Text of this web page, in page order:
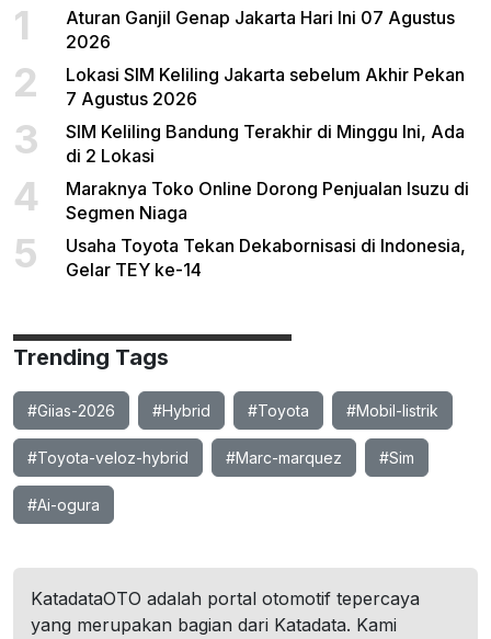
1
Aturan Ganjil Genap Jakarta Hari Ini 07 Agustus
2026
2
Lokasi SIM Keliling Jakarta sebelum Akhir Pekan
7 Agustus 2026
3
SIM Keliling Bandung Terakhir di Minggu Ini, Ada
di 2 Lokasi
4
Maraknya Toko Online Dorong Penjualan Isuzu di
Segmen Niaga
5
Usaha Toyota Tekan Dekabornisasi di Indonesia,
Gelar TEY ke-14
Trending Tags
#Giias-2026 #Hybrid #Toyota #Mobil-listrik
#Toyota-veloz-hybrid #Marc-marquez #Sim
#Ai-ogura
KatadataOTO adalah portal otomotif tepercaya
yang merupakan bagian dari Katadata. Kami